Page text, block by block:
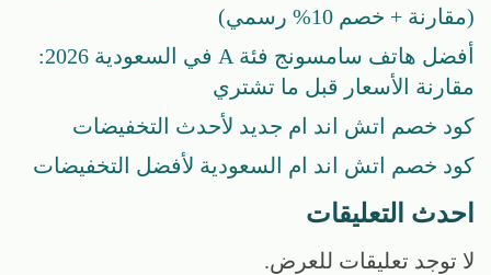
(مقارنة + خصم 10% رسمي)
أفضل هاتف سامسونج فئة A في السعودية 2026:
مقارنة الأسعار قبل ما تشتري
كود خصم اتش اند ام جديد لأحدث التخفيضات
كود خصم اتش اند ام السعودية لأفضل التخفيضات
احدث التعليقات
لا توجد تعليقات للعرض.